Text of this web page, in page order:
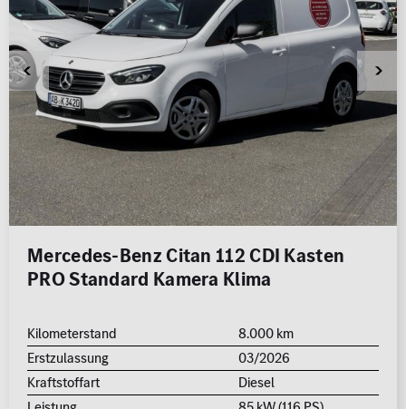
Mercedes-Benz Citan 112 CDI Kasten
PRO Standard Kamera Klima
Kilometerstand
8.000 km
Erstzulassung
03/2026
Kraftstoffart
Diesel